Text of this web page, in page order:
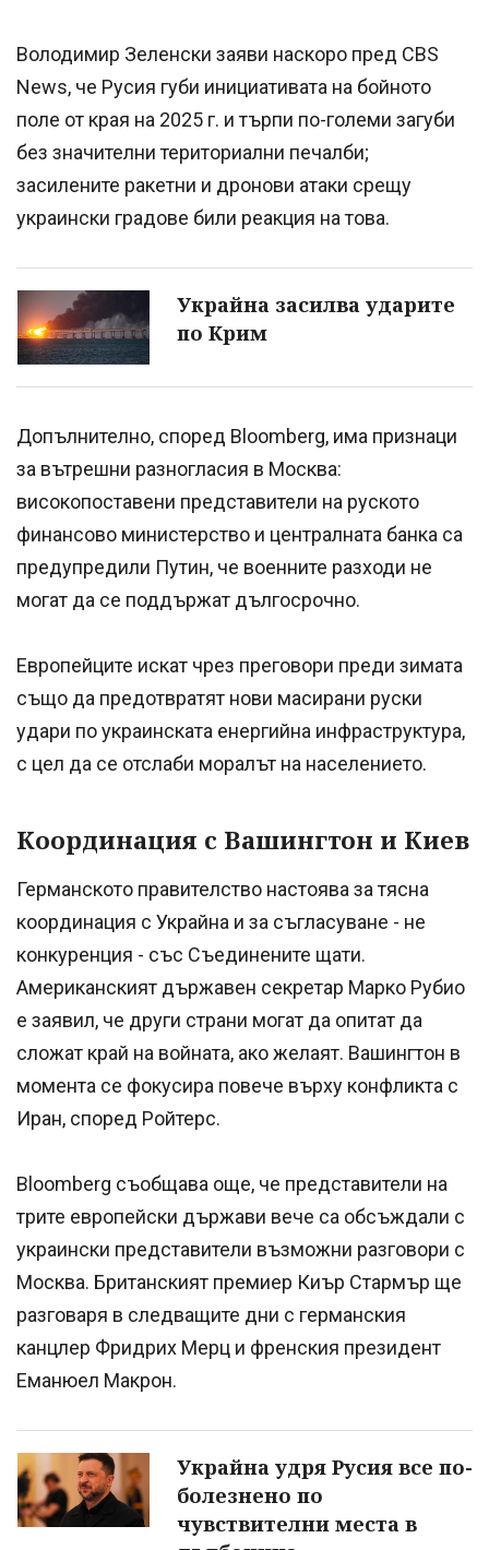
Володимир Зеленски заяви наскоро пред CBS
News, че Русия губи инициативата на бойното
поле от края на 2025 г. и търпи по-големи загуби
без значителни териториални печалби;
засилените ракетни и дронови атаки срещу
украински градове били реакция на това.
Украйна засилва ударите
по Крим
Допълнително, според Bloomberg, има признаци
за вътрешни разногласия в Москва:
високопоставени представители на руското
финансово министерство и централната банка са
предупредили Путин, че военните разходи не
могат да се поддържат дългосрочно.
Европейците искат чрез преговори преди зимата
също да предотвратят нови масирани руски
удари по украинската енергийна инфраструктура,
с цел да се отслаби моралът на населението.
Координация с Вашингтон и Киев
Германското правителство настоява за тясна
координация с Украйна и за съгласуване - не
конкуренция - със Съединените щати.
Американският държавен секретар Марко Рубио
е заявил, че други страни могат да опитат да
сложат край на войната, ако желаят. Вашингтон в
момента се фокусира повече върху конфликта с
Иран, според Ройтерс.
Bloomberg съобщава още, че представители на
трите европейски държави вече са обсъждали с
украински представители възможни разговори с
Москва. Британският премиер Киър Стармър ще
разговаря в следващите дни с германския
канцлер Фридрих Мерц и френския президент
Еманюел Макрон.
Украйна удря Русия все по-
болезнено по
чувствителни места в